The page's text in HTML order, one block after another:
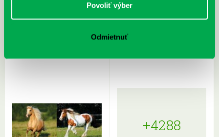
Povoliť výber
Odmietnuť
Sprievodca po hviezdnej oblohe
kompletný sprievodca
+4288